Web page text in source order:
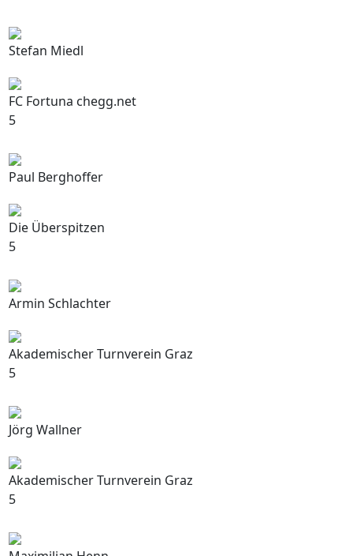
Stefan Miedl
FC Fortuna chegg.net
5
Paul Berghoffer
Die Überspitzen
5
Armin Schlachter
Akademischer Turnverein Graz
5
Jörg Wallner
Akademischer Turnverein Graz
5